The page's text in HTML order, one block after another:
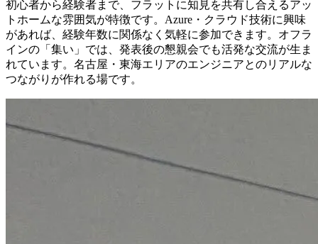
初心者から経験者まで、フラットに知見を共有し合えるアッ
トホームな雰囲気が特徴です。Azure・クラウド技術に興味
があれば、経験年数に関係なく気軽に参加できます。オフラ
インの「集い」では、発表後の懇親会でも活発な交流が生ま
れています。名古屋・東海エリアのエンジニアとのリアルな
つながりが作れる場です。